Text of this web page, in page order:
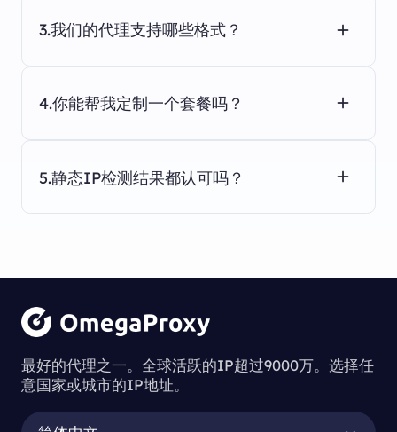
3.我们的代理支持哪些格式？
4.你能帮我定制一个套餐吗？
5.静态IP检测结果都认可吗？
最好的代理之一。全球活跃的IP超过9000万。选择任
意国家或城市的IP地址。